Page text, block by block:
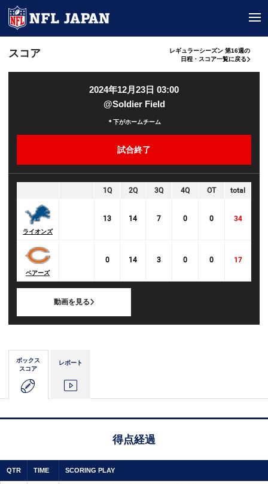
スコア
レギュラーシーズン 第16週の
日程・スコア一覧に戻る
2024年12月23日 03:00
@Soldier Field
＊下がホームチーム
試合終了
1Q 2Q 3Q 4Q OT total
ライオンズ
13 14 7 0 0 34
ベアーズ
0 14 3 0 0 17
動画を見る
ボックス
スコア
レポート
得点経過
QTR TIME SCORING PLAY